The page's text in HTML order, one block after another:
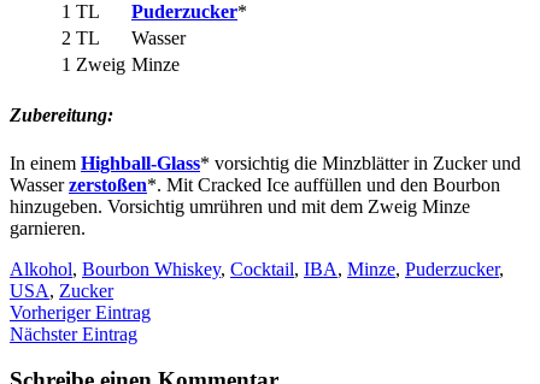
1 TL
Puderzucker*
2 TL
Wasser
1 Zweig Minze
Zubereitung:
In einem Highball-Glass* vorsichtig die Minzblätter in Zucker und
Wasserzerstoßen*. Mit Cracked Ice auffüllen und den Bourbon
hinzugeben. Vorsichtig umrühren und mit dem Zweig Minze
garnieren.
Alkohol, Bourbon Whiskey, Cocktail, IBA, Minze, Puderzucker,
USA, Zucker
Vorheriger Eintrag
Nächster Eintrag